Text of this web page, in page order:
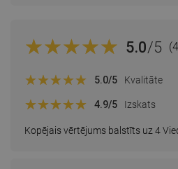
5.0/5
Kopējais vērtējums balstīts uz 4
5.0/5 Kvalitāte
4.9/5 Izskats